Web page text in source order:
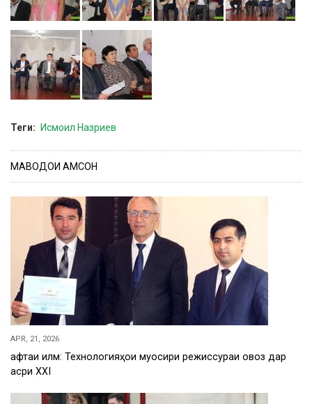
Теги Исмоил Назриев
МАВОДҲОИ ҲАМСОН
APR, 21, 2026
Ҳафтаи илм: Технологияҳои муосири режиссураи овоз дар
асри XXI